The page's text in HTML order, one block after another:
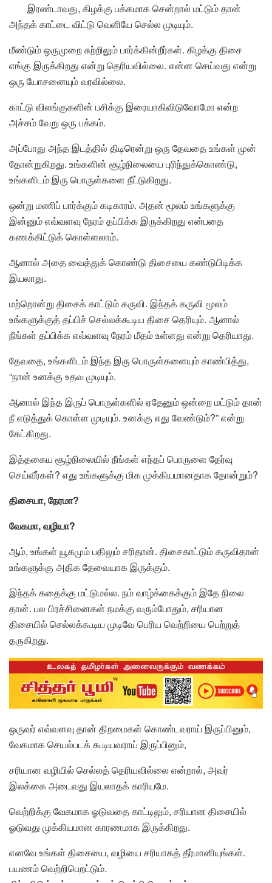
இரண்டாவது, கிழக்கு பக்கமாக சென்றால் மட்டும் தான்
அந்தக் காட்டை விட்டு வெளியே செல்ல முடியும்.
மீண்டும் ஒருமுறை சுற்றிலும் பார்க்கின்றீர்கள். கிழக்கு திசை
எங்கு இருக்கிறது என்று தெரியவில்லை. என்ன செய்வது என்று
ஒரு யோசனையும் வரவில்லை.
காட்டு விலங்குகளின் பசிக்கு இரையாகிவிடுவோமோ என்ற
அச்சம் வேறு ஒரு பக்கம்.
அப்போது அந்த இடத்தில் திடிரென்று ஒரு தேவதை உங்கள் முன்
தோன்றுகிறது. உங்களின் சூழ்நிலையை புரிந்துக்கொண்டு,
உங்களிடம் இரு பொருள்களை நீட்டுகிறது.
ஒன்று மணிப் பார்க்கும் கடிகாரம். அதன் மூலம் உங்களுக்கு
இன்னும் எவ்வளவு நேரம் தப்பிக்க இருக்கிறது என்பதை
கணக்கிட்டுக் கொள்ளலாம்.
ஆனால் அதை வைத்துக் கொண்டு திசையை கண்டுபிடிக்க
இயலாது.
மற்றொன்று திசைக் காட்டும் கருவி. இந்தக் கருவி மூலம்
உங்களுக்குத் தப்பிச் செல்லக்கூடிய திசை தெரியும். ஆனால்
நீங்கள் தப்பிக்க எவ்வளவு நேரம் மீதம் உள்ளது என்று தெரியாது.
தேவதை, உங்களிடம் இந்த இரு பொருள்களையும் காண்பித்து,
“நான் உனக்கு உதவ முடியும்.
ஆனால் இந்த இருப் பொருள்களில் ஏதேனும் ஒன்றை மட்டும் தான்
நீ எடுத்துக் கொள்ள முடியும். உனக்கு எது வேண்டும்?” என்று
கேட்கிறது.
இத்தகைய சூழ்நிலையில் நீங்கள் எந்தப் பொருளை தேர்வு
செய்வீர்கள்? எது உங்களுக்கு மிக முக்கியமானதாக தோன்றும்?
திசையா, நேரமா?
வேகமா, வழியா?
ஆம், உங்கள் யூகமும் பதிலும் சரிதான். திசைகாட்டும் கருவிதான்
உங்களுக்கு அதிக தேவையாக இருக்கும்.
இந்தக் கதைக்கு மட்டுமல்ல. நம் வாழ்க்கைக்கும் இதே நிலை
தான். பல பிரச்சினைகள் நமக்கு வரும்போதும், சரியான
திசையில் செல்லக்கூடிய முடிவே பெரிய வெற்றியை பெற்றுத்
தருகிறது.
ஒருவர் எவ்வளவு தான் திறமைகள் கொண்டவராய் இருப்பினும்,
வேகமாக செயல்படக் கூடியவராய் இருப்பினும்,
சரியான வழியில் செல்லத் தெரியவில்லை என்றால், அவர்
இலக்கை அடைவது இயலாதக் காரியமே.
வெற்றிக்கு வேகமாக ஓடுவதை காட்டிலும், சரியான திசையில்
ஓடுவது முக்கியமான காரணமாக இருக்கிறது.
எனவே உங்கள் திசையை, வழியை சரியாகத் தீர்மானியுங்கள்.
பயணம் வெற்றிபெறட்டும்.